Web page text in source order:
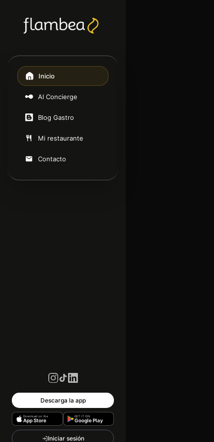
Inicio
AI Concierge
Blog Gastro
Mi restaurante
Contacto
Descarga la app
Download on the
App Store
GET IT ON
Google Play
Iniciar sesión